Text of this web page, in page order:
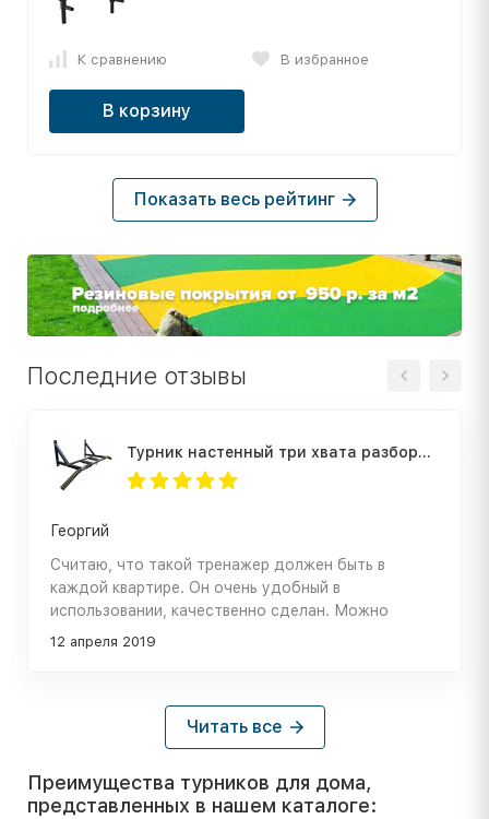
К сравнению В избранное
В корзину
Показать весь рейтинг
Последние отзывы
Турник настенный три хвата разборный ST
Георгий
Считаю, что такой тренажер должен быть в
каждой квартире. Он очень удобный в
использовании, качественно сделан. Можно
эффективно работать с собственным весом,
закрепили гимнастические кольца, в планах
приобрести еще боксерскую грушу. При
необходимости турник можно разобрать на
12 апреля 2019
Читать все
Преимущества турников для дома,
представленных в нашем каталоге: